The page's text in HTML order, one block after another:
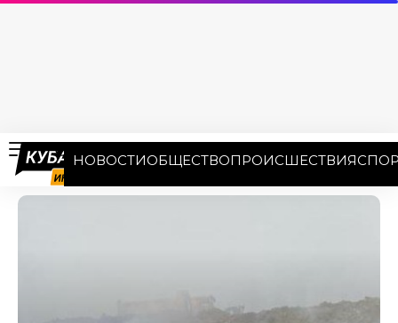
НОВОСТИОБЩЕСТВОПРОИСШЕСТВИЯ